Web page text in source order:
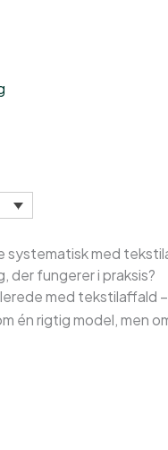
systematisk med
der fungerer i praksis?
med tekstilaffald
én rigtig model, men